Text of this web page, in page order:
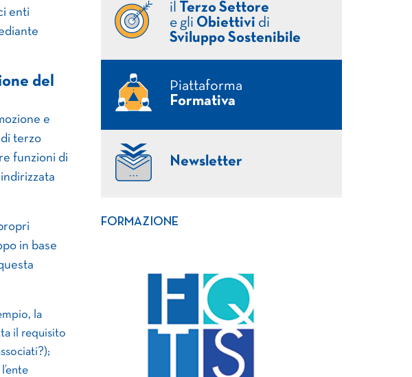
enti
del
e
terzo
funzioni di
in base
la
il requisito
il
Terzo Settore
e gli Obiettivi di
Sviluppo Sostenibile
Piattaforma
Formativa
Newsletter
FORMAZIONE